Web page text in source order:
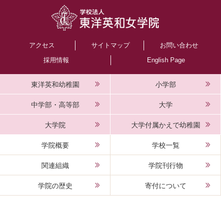
アクセス サイトマップ
お問い合わせ
採用情報
English Page
東洋英和幼稚園 小学部
中学部・高等部 大学
大学院 大学付属かえで幼稚園
学院概要 学校一覧
関連組織 学院刊行物
学院の歴史 寄付について